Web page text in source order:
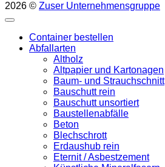
2026 © Zuser Unternehmensgruppe
Container bestellen
Abfallarten
Altholz
Altpapier und Kartonagen
Baum- und Strauchschnitt
Bauschutt rein
Bauschutt unsortiert
Baustellenabfälle
Beton
Blechschrott
Erdaushub rein
Eternit / Asbestzement